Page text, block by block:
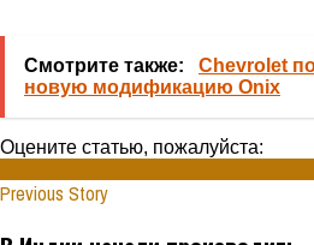
Смотрите также:
Chevrolet
новую модификацию Onix
Оцените статью, пожалуйста:
Previous Story